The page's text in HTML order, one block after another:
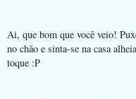
Ai, que bom que você veio!
no chão e sinta-se na casa
toque :P